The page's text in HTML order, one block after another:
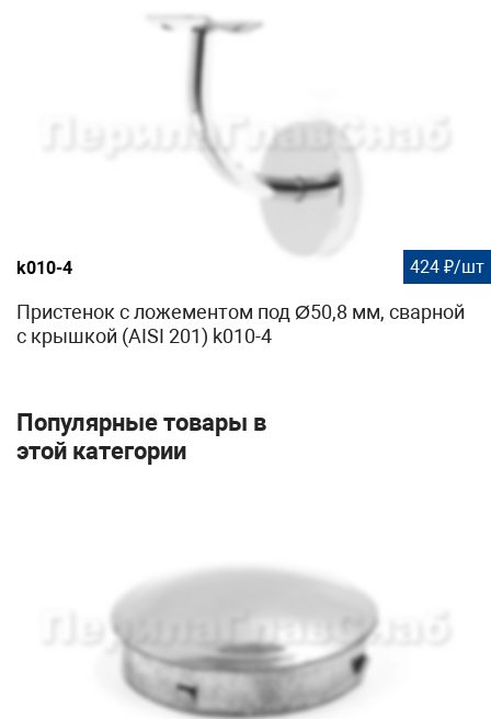
k010-4 424 ₽/шт
Пристенок с ложементом под Ø50,8 мм, сварной
с крышкой (AISI 201) k010-4
Популярные товары в
этой категории